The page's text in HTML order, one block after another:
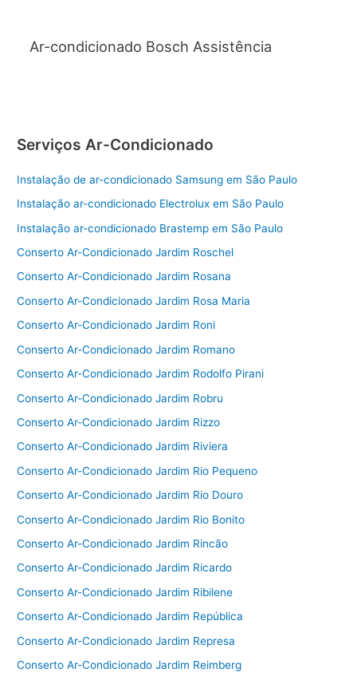
Ar-condicionado Bosch Assistência
Serviços Ar-Condicionado
Instalação de ar-condicionado Samsung em São Paulo
Instalação ar-condicionado Electrolux em São Paulo
Instalação ar-condicionado Brastemp em São Paulo
Conserto Ar-Condicionado Jardim Roschel
Conserto Ar-Condicionado Jardim Rosana
Conserto Ar-Condicionado Jardim Rosa Maria
Conserto Ar-Condicionado Jardim Roni
Conserto Ar-Condicionado Jardim Romano
Conserto Ar-Condicionado Jardim Rodolfo Pirani
Conserto Ar-Condicionado Jardim Robru
Conserto Ar-Condicionado Jardim Rizzo
Conserto Ar-Condicionado Jardim Riviera
Conserto Ar-Condicionado Jardim Rio Pequeno
Conserto Ar-Condicionado Jardim Rio Douro
Conserto Ar-Condicionado Jardim Rio Bonito
Conserto Ar-Condicionado Jardim Rincão
Conserto Ar-Condicionado Jardim Ricardo
Conserto Ar-Condicionado Jardim Ribilene
Conserto Ar-Condicionado Jardim República
Conserto Ar-Condicionado Jardim Represa
Conserto Ar-Condicionado Jardim Reimberg